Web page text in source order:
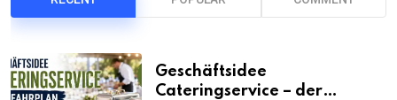
Geschäftsidee
Cateringservice – der